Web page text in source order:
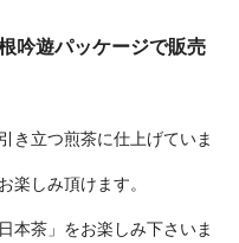
吟遊パッケージで販売
き立つ煎茶に仕上げていま
楽しみ頂けます。
本茶」をお楽しみ下さいま